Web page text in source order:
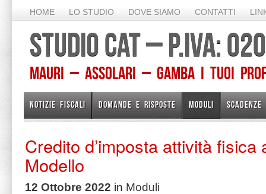
HOME LO STUDIO DOVE SIAMO CONTATTI
STUDIO CAT – P.IVA:
Mauri – Assolari – Gamba I TUOI
NOTIZIE FISCALI DOMANDE E RISPOSTE MODULI SCADENZE
Credito d’imposta attività fisica
Modello
12 Ottobre 2022 in Moduli